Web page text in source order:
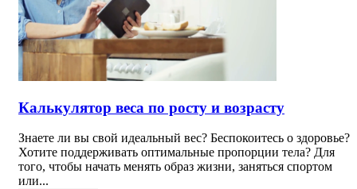
Калькулятор веса по росту и возрасту
Знаете ли вы свой идеальный вес? Беспокоитесь о здоровье?
Хотите поддерживать оптимальные пропорции тела? Для
того, чтобы начать менять образ жизни, заняться спортом
или...